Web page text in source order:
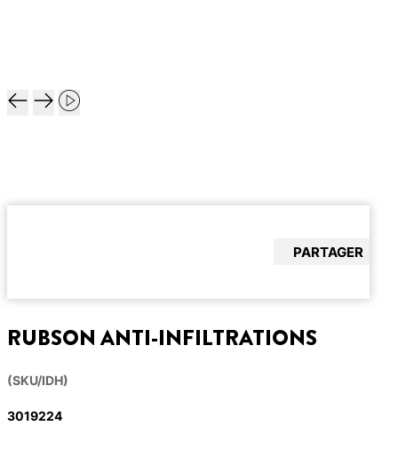
PARTAGER
RUBSON ANTI-INFILTRATIONS
(SKU/IDH)
3019224